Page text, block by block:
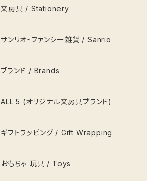
アクセサリー Jewellery
ハンカチ
ポーチ
帽子
風呂敷
キーホルダー
瓶 Bottles
マグカップ MagCup
ビールジョッキ BeerMug
湯呑
カップ&ソーサ
鍋
ランプ
収納 箪笥 棚
時計
写真立て 額縁
置物
ハンガー
文房具 / Stationery
缶
ペンケース
メモ帳
文鎮
レターセット
サンリオ・ファンシー雑貨 / Sanrio
キティ Kitty
ポムポムプリン pompom prin
ポチャッコ pochaco
ソニープロダクト
ブランド / Brands
プラダ Prada
セリーヌ Celine
ロベルタ Roberta
ALL 5 (オリジナル文房具ブランド)
吉祥用品
吉祥ノート A5
一等賞ペンケース
ギフトラッピング / Gift Wrapping
OFURUオリジナル包装紙
おもちゃ 玩具 / Toys